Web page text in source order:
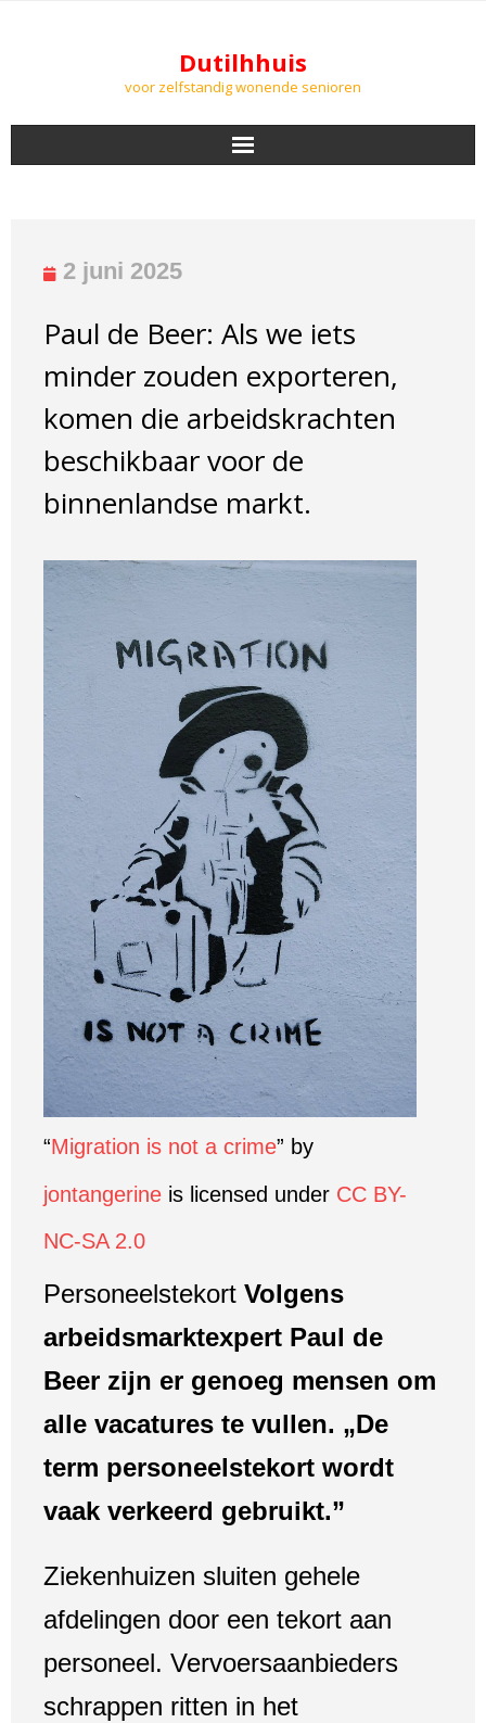
Dutilhhuis
voor zelfstandig wonende senioren
PODCASTS
AGENDA
LUCHTKWALITEIT
2 juni 2025
Paul de Beer: Als we iets
minder zouden exporteren,
komen die arbeidskrachten
beschikbaar voor de
binnenlandse markt.
“Migration is not a crime” by
jontangerine is licensed under CC BY-
NC-SA 2.0
Personeelstekort Volgens
arbeidsmarktexpert Paul de
Beer zijn er genoeg mensen om
alle vacatures te vullen. „De
term personeelstekort wordt
vaak verkeerd gebruikt.”
Ziekenhuizen sluiten gehele
afdelingen door een tekort aan
personeel. Vervoersaanbieders
schrappen ritten in het